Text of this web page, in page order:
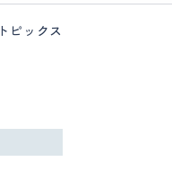
トピックス